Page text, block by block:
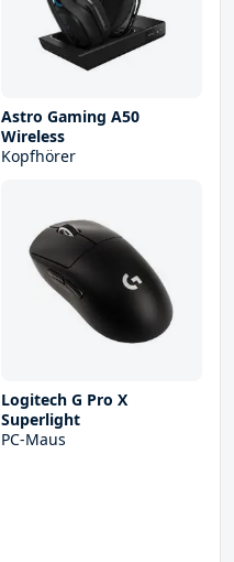
Astro Gaming A50
Wireless
Kopfhörer
Logitech G Pro X
Superlight
PC-Maus